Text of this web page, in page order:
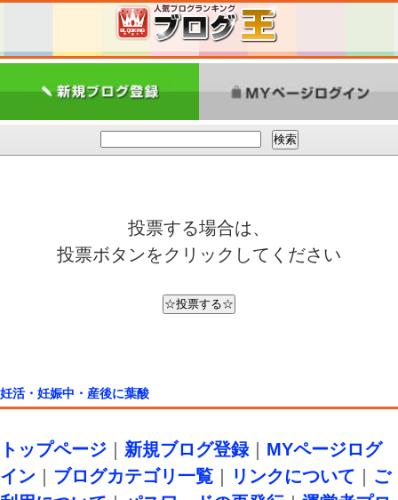
投票する場合は、
投票ボタンをクリックしてください
妊活・妊娠中・産後に葉酸
トップページ 新規ブログ登録｜ MYページログ
イン
ブログカテゴリ一覧 リンクについて
ご